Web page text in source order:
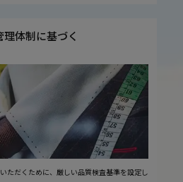
体制に基づく
ただくために、厳しい品質検査基準を設定し